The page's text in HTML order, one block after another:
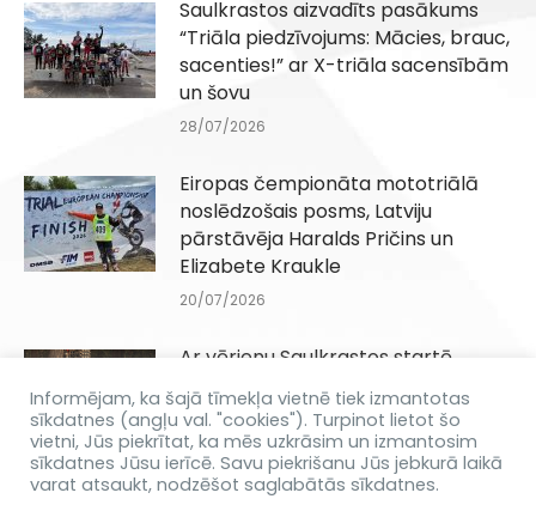
Saulkrastos aizvadīts pasākums
“Triāla piedzīvojums: Mācies, brauc,
sacenties!” ar X-triāla sacensībām
un šovu
28/07/2026
Eiropas čempionāta mototriālā
noslēdzošais posms, Latviju
pārstāvēja Haralds Pričins un
Elizabete Kraukle
20/07/2026
Ar vērienu Saulkrastos startē
„Triāla piedzīvojums: Mācies,
brauc, sacenties”
15/07/2026
Informējam, ka šajā tīmekļa vietnē tiek izmantotas
sīkdatnes (angļu val. "cookies"). Turpinot lietot šo
vietni, Jūs piekrītat, ka mēs uzkrāsim un izmantosim
sīkdatnes Jūsu ierīcē. Savu piekrišanu Jūs jebkurā laikā
varat atsaukt, nodzēšot saglabātās sīkdatnes.